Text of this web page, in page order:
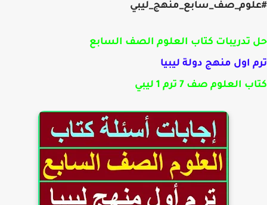
تدريبات كتاب العلوم الصف السابع
اول منهج دولة ليبيا
العلوم صف 7 ترم 1 ليبي